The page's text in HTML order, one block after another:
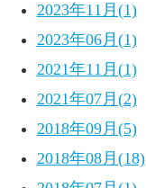
2023年11月(1)
2023年06月(1)
2021年11月(1)
2021年07月(2)
2018年09月(5)
2018年08月(18)